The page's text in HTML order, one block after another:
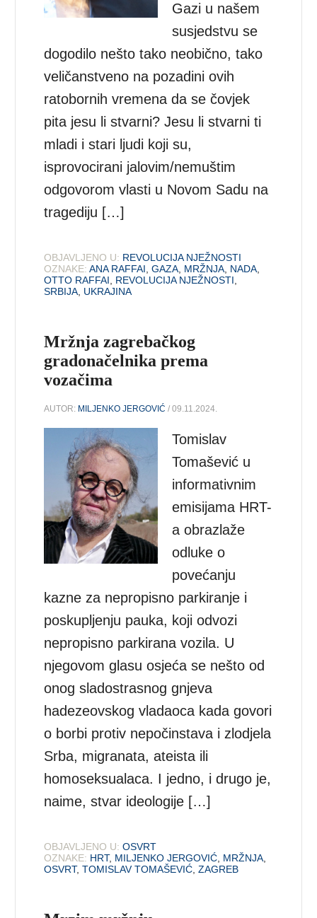
Gazi u našem
susjedstvu se
dogodilo nešto tako neobično, tako
veličanstveno na pozadini ovih
ratobornih vremena da se čovjek
pita jesu li stvarni? Jesu li stvarni ti
mladi i stari ljudi koji su,
isprovocirani jalovim/nemuštim
odgovorom vlasti u Novom Sadu na
tragediju […]
OBJAVLJENO U: REVOLUCIJA NJEŽNOSTI
OZNAKE: ANA RAFFAI,GAZA, MRŽNJA, NADA,
OTTO RAFFAI, REVOLUCIJA NJEŽNOSTI,
SRBIJA, UKRAJINA
Mržnja zagrebačkog
gradonačelnika prema
vozačima
AUTOR: MILJENKO JERGOVIĆ / 09.11.2024.
Tomislav
Tomašević u
informativnim
emisijama HRT-
a obrazlaže
odluke o
povećanju
kazne za nepropisno parkiranje i
poskupljenju pauka, koji odvozi
nepropisno parkirana vozila. U
njegovom glasu osjeća se nešto od
onog sladostrasnog gnjeva
hadezeovskog vladaoca kada govori
o borbi protiv nepočinstava i zlodjela
Srba, migranata, ateista ili
homoseksualaca. I jedno, i drugo je,
naime, stvar ideologije […]
OBJAVLJENO U: OSVRT
OZNAKE: HRT, MILJENKO JERGOVIĆ MRŽNJA
OSVRT,TOMISLAV TOMAŠEVIĆ ,ZAGREB